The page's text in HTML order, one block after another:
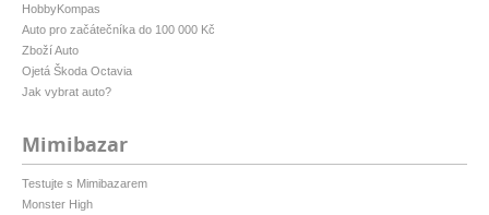
HobbyKompas
Auto pro začátečníka do 100 000 Kč
Zboží Auto
Ojetá Škoda Octavia
Jak vybrat auto?
Mimibazar
Testujte s Mimibazarem
Monster High